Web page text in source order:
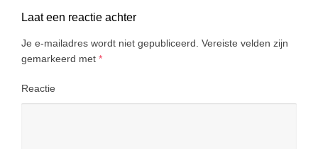
Laat een reactie achter
Je e-mailadres wordt niet gepubliceerd. Vereiste velden zijn
gemarkeerd met *
Reactie